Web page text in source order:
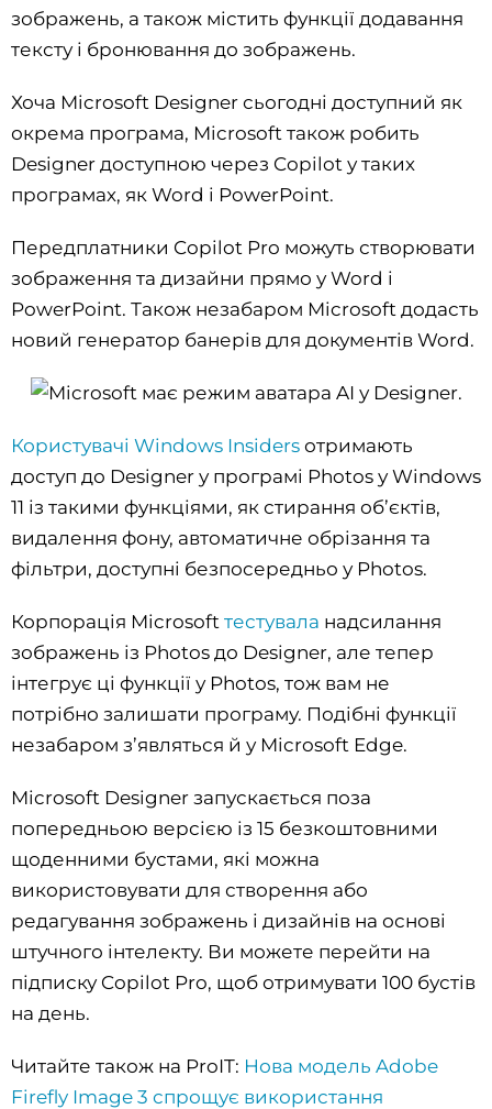
зображень, а також містить функції додавання
тексту і бронювання до зображень.
Хоча Microsoft Designer сьогодні доступний як
окрема програма, Microsoft також робить
Designer доступною через Copilot у таких
програмах, як Word і PowerPoint.
Передплатники Copilot Pro можуть створювати
зображення та дизайни прямо у Word і
PowerPoint. Також незабаром Microsoft додасть
новий генератор банерів для документів Word.
Користувачі Windows Insiders отримають
доступ до Designer у програмі Photos у Windows
11 із такими функціями, як стирання об’єктів,
видалення фону, автоматичне обрізання та
фільтри, доступні безпосередньо у Photos.
Корпорація Microsoft тестувала надсилання
зображень із Photos до Designer, але тепер
інтегрує ці функції у Photos, тож вам не
потрібно залишати програму. Подібні функції
незабаром з’являться й у Microsoft Edge.
Microsoft Designer запускається поза
попередньою версією із 15 безкоштовними
щоденними бустами, які можна
використовувати для створення або
редагування зображень і дизайнів на основі
штучного інтелекту. Ви можете перейти на
підписку Copilot Pro, щоб отримувати 100 бустів
на день.
Читайте також на ProIT: Нова модель Adobe
Firefly Image 3 спрощує використання